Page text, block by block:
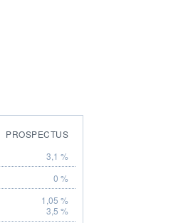
PROSPECTUS
3,1 %
0 %
1,05 %
3,5 %